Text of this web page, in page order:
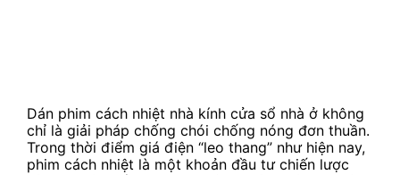
Dán phim cách nhiệt nhà kính cửa sổ nhà ở không
chỉ là giải pháp chống chói chống nóng đơn thuần.
Trong thời điểm giá điện “leo thang” như hiện nay,
phim cách nhiệt là một khoản đầu tư chiến lược